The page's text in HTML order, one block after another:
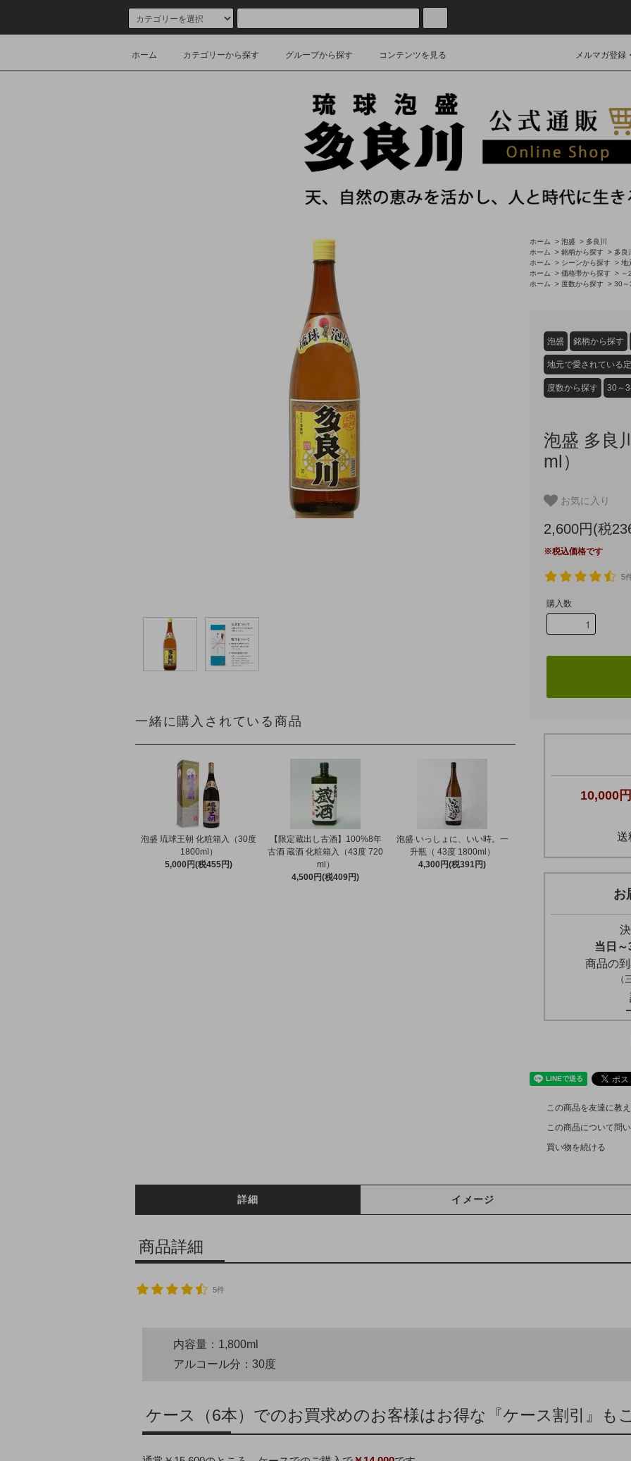
ホーム カテゴリーから探す グループから探す コンテンツを見る メルマガ登録
ホーム > 泡盛 > 多良川
ホーム
> 銘柄から探す > 多良
ホーム
> シーンから探す > 地
ホーム
> 価格帯から探す > ～
ホーム
> 度数から探す > 30～
一緒に購入されている商品
泡盛 琉球王朝 化粧箱入（30度
1800ml）
5,000円(税455円)
【限定蔵出し古酒】100%8年
古酒 蔵酒 化粧箱入（43度 720
ml）
4,500円(税409円)
泡盛 いっしょに、いい時。一
升瓶（ 43度 1800ml）
4,300円(税391円)
泡盛 銘柄から探す
地元で愛されている
度数から探す 30～
泡盛 多良
ml）
お気に入り
2,600円(税
※税込価格です
5
購入数
10,000円
送
お
当日～
商品の
（
この商品を友達に教
この商品について問
買い物を続ける
詳細 イメージ
商品詳細
5件
内容量：1,800ml
アルコール分：30度
ケース（6本）でのお買求めのお客様はお得な『ケース割引』も